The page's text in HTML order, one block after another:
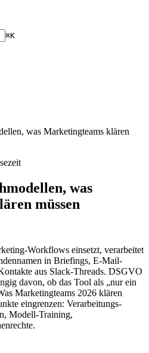
⌘K
was Marketingteams klären
was
müssen
Workflows einsetzt, verarbeitet
in Briefings, E-Mail-
aus Slack-Threads. DSGVO
davon, ob das Tool als „nur ein
Marketingteams 2026 klären
eingrenzen: Verarbeitungs-
Modell-Training,